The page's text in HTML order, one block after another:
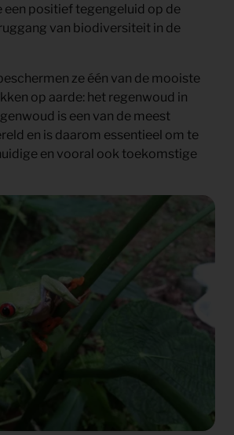
positief tegengeluid op de
van biodiversiteit in de
ze één van de mooiste
op aarde: het regenwoud in
is een van de meest
en is daarom essentieel om te
en vooral ook toekomstige